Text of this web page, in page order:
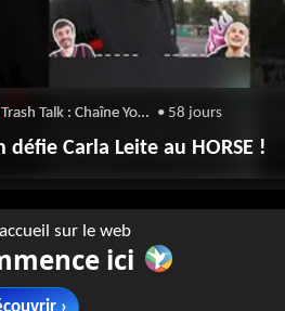
Trash Talk : Chaîne Youtube • 58 jours
défie Carla Leite au HORSE !
sur le web
ici
›